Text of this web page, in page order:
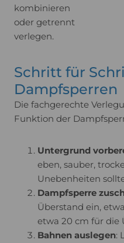
kombinieren
oder getrennt
verlegen.
Schritt für
Dampfsperren
Die fachgerechte
Funktion der
Untergrund
eben, sauber,
Unebenheiten
Dampfsperre
Überstand ein,
etwa 20 cm für die
Bahnen auslegen: